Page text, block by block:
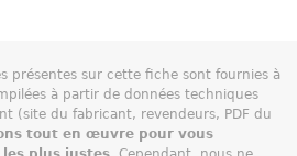
présentes sur cette fiche sont fournies à
à partir de données techniques
(site du fabricant, revendeurs, PDF du
tout en œuvre pour vous